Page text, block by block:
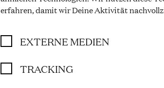
erfahren, damit wir Deine Aktivität
EXTERNE MEDIEN
TRACKING
So., 16:00 bis 20:15 Uhr,
Premiere